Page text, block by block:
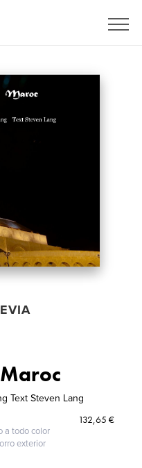
Text Steven Lang
a todo color
exterior
132,65 €